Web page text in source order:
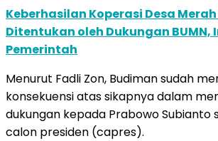
Keberhasilan Koperasi Desa
Ditentukan oleh Dukungan BUMN,
Pemerintah
Menurut Fadli Zon, Budiman sudah
konsekuensi atas sikapnya dalam
dukungan kepada Prabowo Subianto
calon presiden (capres).